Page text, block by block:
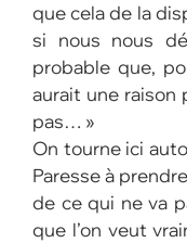
que cela de la
si nous nous
probable que,
aurait une raison
pas… »
On tourne ici
Paresse à
de ce qui ne va
que l’on veut